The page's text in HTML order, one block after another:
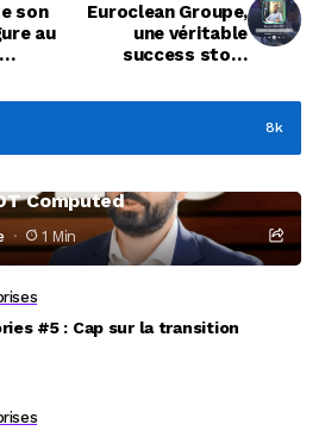
son
au
Euroclean Groupe⁠,
une véritable
success story
8k
Coeffier, dirigeant
Computed
1 Min
#5 : Cap sur la transition